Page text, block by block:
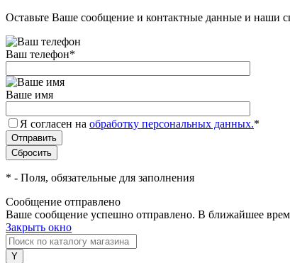
Оставьте Ваше сообщение и контактные данные и наши
Ваш телефон*
Ваше имя
Я согласен на обработку персональных данных.*
* - Поля, обязательные для заполнения
Сообщение отправлено
Ваше сообщение успешно отправлено. В ближайшее
Закрыть окно